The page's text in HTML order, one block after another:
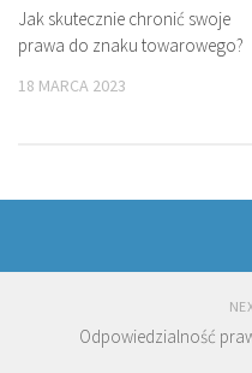
Jak skutecznie chronić swoje
prawa do znaku towarowego?
18 MARCA 2023
Odpowiedzialność